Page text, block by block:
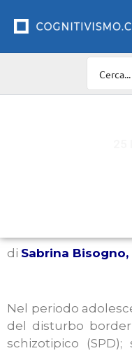
di Sabrina
Nel periodo
del disturbo
schizotipico